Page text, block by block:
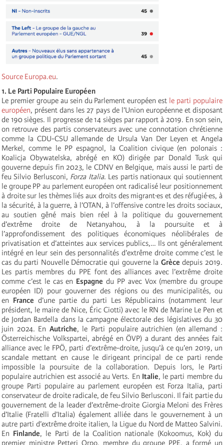
Source Europa.eu.
1. Le Parti Populaire Européen
Le premier groupe au sein du Parlement européen est le parti populaire
européen, présent dans les 27 pays de l’Union européenne et disposant
de 190 sièges. Il progresse de 14 sièges par rapport à 2019. En son sein,
on retrouve des partis conservateurs avec une connotation chrétienne
comme la CDU-CSU allemande de Ursula Van Der Leyen et Angela
Merkel, comme le PP espagnol, la Coalition civique (en polonais :
Koalicja Obywatelska, abrégé en KO) dirigée par Donald Tusk qui
gouverne depuis fin 2023, le CDNV en Belgique, mais aussi le parti de
feu Silvio Berlusconi, Forza Italia. Les partis nationaux qui soutiennent
le groupe PP au parlement européen ont radicalisé leur positionnement
à droite sur les thèmes liés aux droits des migrant·es et des réfugié·es, à
la sécurité, à la guerre, à l’OTAN, à l’offensive contre les droits sociaux,
au soutien gêné mais bien réel à la politique du gouvernement
d’extrême droite de Netanyahou, à la poursuite et à
l’approfondissement des politiques économiques néolibérales de
privatisation et d’atteintes aux services publics,… Ils ont généralement
intégré en leur sein des personnalités d’extrême droite comme c’est le
cas du parti Nouvelle Démocratie qui gouverne la Grèce depuis 2019.
Les partis membres du PPE font des alliances avec l’extrême droite
comme c’est le cas en Espagne du PP avec Vox (membre du groupe
européen ID) pour gouverner des régions ou des municipalités, ou
en France d’une partie du parti Les Républicains (notamment leur
président, le maire de Nice, Éric Ciotti) avec le RN de Marine Le Pen et
de Jordan Bardella dans la campagne électorale des législatives du 30
juin 2024. En Autriche, le Parti populaire autrichien (en allemand :
Österreichische Volkspartei, abrégé en ÖVP) a durant des années fait
alliance avec le FPÖ, parti d’extrême-droite, jusqu’à ce qu’en 2019, un
scandale mettant en cause le dirigeant principal de ce parti rende
impossible la poursuite de la collaboration. Depuis lors, le Parti
populaire autrichien est associé au Verts. En Italie, le parti membre du
groupe Parti populaire au parlement européen est Forza Italia, parti
conservateur de droite radicale, de feu Silvio Berlusconi. Il fait partie du
gouvernement de la leader d’extrême-droite Giorgia Meloni des Frères
d’Italie (Fratelli d’Italia) également alliée dans le gouvernement à un
autre parti d’extrême droite italien, la Ligue du Nord de Matteo Salvini.
En Finlande, le Parti de la Coalition nationale (Kokoomus, Kok) du
premier ministre Petteri Orpo, membre du groupe PPE, a formé un